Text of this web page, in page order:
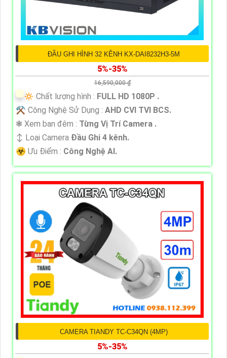
ĐẦU GHI HÌNH 32 KÊNH KX-DAI8232H3-5M
5%-35%
16,590,000 ₫
🔅 Chất lượng hình : FULL HD 1080P .
⚒ Công Nghệ Sử Dụng : AHD CVI TVI BCS.
❃ Xem ban đêm : Từng Vị Trí Camera .
↕️ Loại Camera Đầu Ghi 4 kênh.
️☣️ Ưu Điểm : Công Nghệ AI.
CAMERA TIANDY TC-C34QN (4MP)
5%-35%